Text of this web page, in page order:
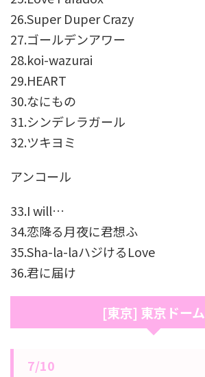
26.Super Duper Crazy
27.ゴールデンアワー
28.koi-wazurai
29.HEART
30.なにもの
31.シンデレラガール
32.ツキヨミ
アンコール
33.I will…
34.恋降る月夜に君想ふ
35.Sha-la-laハジけるLove
36.君に届け
[東京] 東京ドーム
7/10